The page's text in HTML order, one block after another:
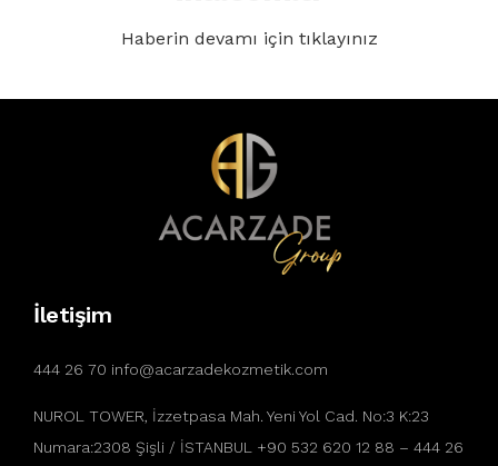
Haberin devamı için tıklayınız
İletişim
444 26 70 info@acarzadekozmetik.com
NUROL TOWER, İzzetpasa Mah. Yeni Yol Cad. No:3 K:23
Numara:2308 Şişli / İSTANBUL +90 532 620 12 88 – 444 26